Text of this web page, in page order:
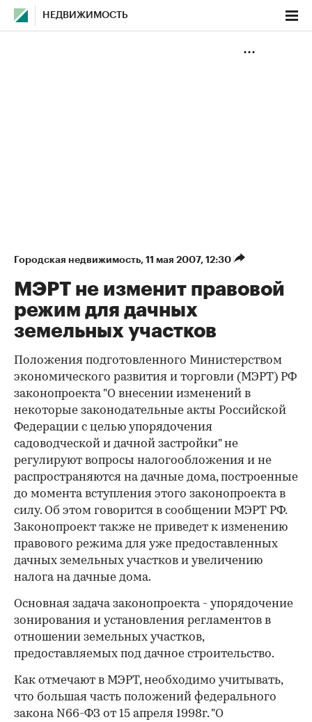
НЕДВИЖИМОСТЬ
Городская недвижимость⁠, 11 мая 2007, 12:30
МЭРТ не изменит правовой
режим для дачных
земельных участков
Положения подготовленного Министерством
экономического развития и торговли (МЭРТ) РФ
законопроекта "О внесении изменений в
некоторые законодательные акты Российской
Федерации с целью упорядочения
садоводческой и дачной застройки" не
регулируют вопросы налогообложения и не
распространяются на дачные дома, построенные
до момента вступления этого законопроекта в
силу. Об этом говорится в сообщении МЭРТ РФ.
Законопроект также не приведет к изменению
правового режима для уже предоставленных
дачных земельных участков и увеличению
налога на дачные дома.
Основная задача законопроекта - упорядочение
зонирования и установления регламентов в
отношении земельных участков,
предоставляемых под дачное строительство.
Как отмечают в МЭРТ, необходимо учитывать,
что большая часть положений федерального
закона N66-ФЗ от 15 апреля 1998г. "О